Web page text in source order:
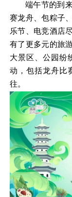
端午节的到
赛龙舟、包粽子
乐节、电竞酒店
有了更多元的旅
大景区、公园纷
动，包括龙舟比
往。